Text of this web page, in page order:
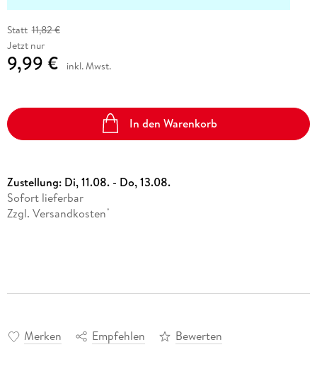
Statt 11,82 €
Jetzt nur
9,99 € inkl. Mwst.
In den Warenkorb
Zustellung: Di, 11.08. - Do, 13.08.
Sofort lieferbar
Zzgl. Versandkosten *
Merken Empfehlen Bewerten